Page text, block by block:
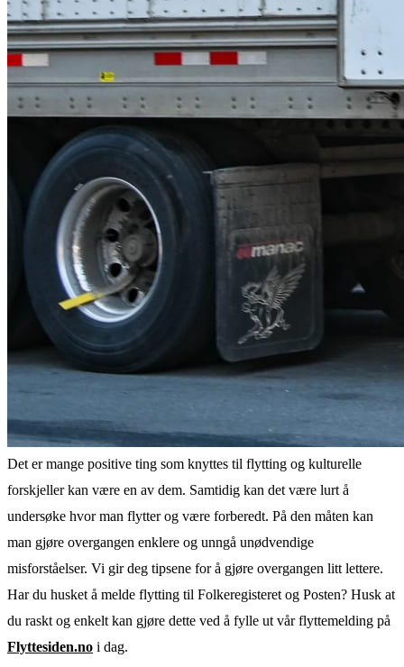
Det er mange positive ting som knyttes til flytting og kulturelle
forskjeller kan være en av dem. Samtidig kan det være lurt å
undersøke hvor man flytter og være forberedt. På den måten kan
man gjøre overgangen enklere og unngå unødvendige
misforståelser. Vi gir deg tipsene for å gjøre overgangen litt lettere.
Har du husket å melde flytting til Folkeregisteret og Posten? Husk at
du raskt og enkelt kan gjøre dette ved å fylle ut vår flyttemelding på
Flyttesiden.no i dag.